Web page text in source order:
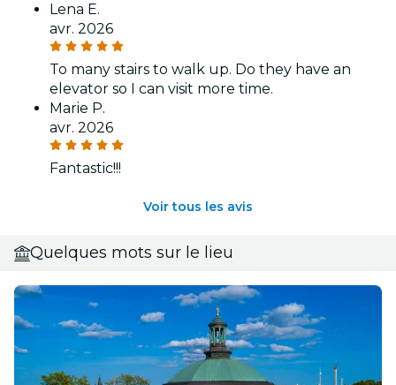
Lena E.
avr. 2026
To many stairs to walk up. Do they have an
elevator so I can visit more time.
Marie P.
avr. 2026
Fantastic!!!
Voir tous les avis
Quelques mots sur le lieu